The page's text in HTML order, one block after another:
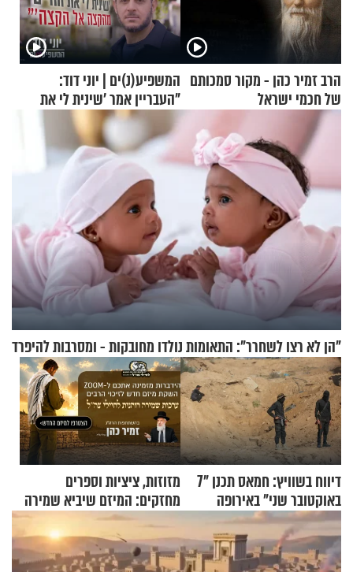
הרב זמיר כהן - מקור סמכותם
של חכמי ישראל
המשפיע(נ)ים | יוני דוד:
"העבריין אמר 'שינית לי את
החיים מהקצה אל הקצה'"
"הן לא רצו לשחרר": התאומות נולדו מחובקות - ומסרבות להיפרד
דיווח בשוויץ: חמאס תכנן "7
באוקטובר שני" באירופה
מזוזות, ציציות וספרים
מחזקים: המיזם שיביא שמירה
רוחנית לאלפי חיילי צה"ל